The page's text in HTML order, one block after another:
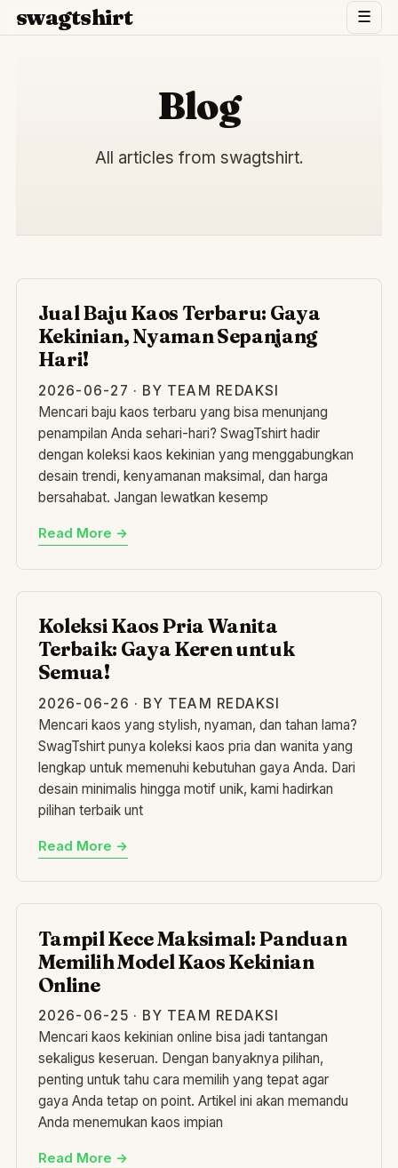
swagtshirt ☰
Blog
All articles from swagtshirt.
JU
Jual Baju Kaos Terbaru: Gaya
Kekinian, Nyaman Sepanjang
Hari!
2026-06-27 · BY TEAM REDAKSI
Mencari baju kaos terbaru yang bisa menunjang
penampilan Anda sehari-hari? SwagTshirt hadir
dengan koleksi kaos kekinian yang menggabungkan
desain trendi, kenyamanan maksimal, dan harga
bersahabat. Jangan lewatkan kesemp
Read More →
KO
Koleksi Kaos Pria Wanita
Terbaik: Gaya Keren untuk
Semua!
2026-06-26 · BY TEAM REDAKSI
Mencari kaos yang stylish, nyaman, dan tahan lama?
SwagTshirt punya koleksi kaos pria dan wanita yang
lengkap untuk memenuhi kebutuhan gaya Anda. Dari
desain minimalis hingga motif unik, kami hadirkan
pilihan terbaik unt
Read More →
TA
Tampil Kece Maksimal: Panduan
Memilih Model Kaos Kekinian
Online
2026-06-25 · BY TEAM REDAKSI
Mencari kaos kekinian online bisa jadi tantangan
sekaligus keseruan. Dengan banyaknya pilihan,
penting untuk tahu cara memilih yang tepat agar
gaya Anda tetap on point. Artikel ini akan memandu
Anda menemukan kaos impian
Read More →